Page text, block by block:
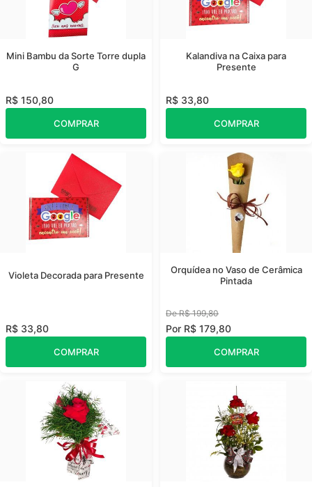
Mini Bambu da Sorte Torre dupla
G
R$ 150,80
COMPRAR
Kalandiva na Caixa para
Presente
R$ 33,80
COMPRAR
Violeta Decorada para Presente
R$ 33,80
COMPRAR
Orquídea no Vaso de Cerâmica
Pintada
De R$ 199,80
Por R$ 179,80
COMPRAR